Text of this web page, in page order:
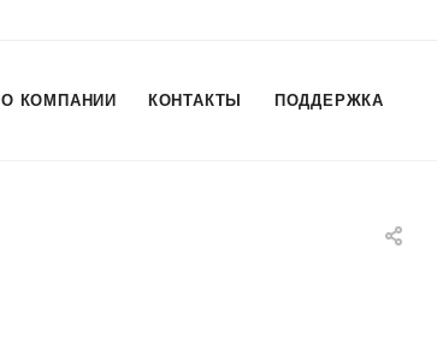
О КОМПАНИИ КОНТАКТЫ ПОДДЕРЖКА